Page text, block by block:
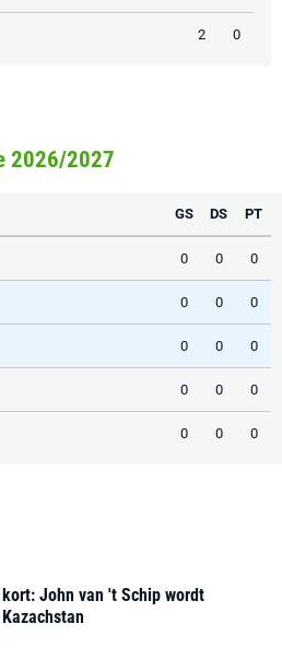
2 0
2026/2027
GS DS PT
0 0 0
0 0 0
0 0 0
0 0 0
0 0 0
John van 't Schip wordt